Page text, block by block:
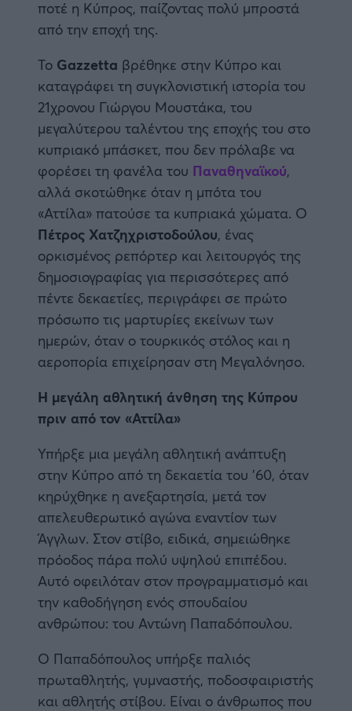
Άρσεναλ
Γιουβέντους
Μίλαν
Ίντερ
Μπάγερν Μονάχου
Παρί Σεν Ζερμέν
ποτέ η Κύπρος, παίζοντας πολύ μπροστά
από την εποχή της.
Το Gazzetta βρέθηκε στην Κύπρο και
καταγράφει τη συγκλονιστική ιστορία του
21χρονου Γιώργου Μουστάκα, του
μεγαλύτερου ταλέντου της εποχής του στο
κυπριακό μπάσκετ, που δεν πρόλαβε να
φορέσει τη φανέλα του Παναθηναϊκού,
αλλά σκοτώθηκε όταν η μπότα του
«Αττίλα» πατούσε τα κυπριακά χώματα. Ο
Πέτρος Χατζηχριστοδούλου, ένας
ορκισμένος ρεπόρτερ και λειτουργός της
δημοσιογραφίας για περισσότερες από
πέντε δεκαετίες, περιγράφει σε πρώτο
πρόσωπο τις μαρτυρίες εκείνων των
ημερών, όταν ο τουρκικός στόλος και η
αεροπορία επιχείρησαν στη Μεγαλόνησο.
Η μεγάλη αθλητική άνθηση της Κύπρου
πριν από τον «Αττίλα»
Υπήρξε μια μεγάλη αθλητική ανάπτυξη
στην Κύπρο από τη δεκαετία του ’60, όταν
κηρύχθηκε η ανεξαρτησία, μετά τον
απελευθερωτικό αγώνα εναντίον των
Άγγλων. Στον στίβο, ειδικά, σημειώθηκε
πρόοδος πάρα πολύ υψηλού επιπέδου.
Αυτό οφειλόταν στον προγραμματισμό και
την καθοδήγηση ενός σπουδαίου
ανθρώπου: του Αντώνη Παπαδόπουλου.
Ο Παπαδόπουλος υπήρξε παλιός
πρωταθλητής, γυμναστής, ποδοσφαιριστής
και αθλητής στίβου. Είναι ο άνθρωπος που